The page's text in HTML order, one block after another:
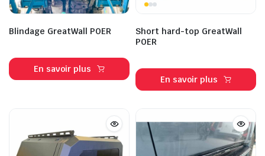
Blindage GreatWall POER
En savoir plus
Short hard-top GreatWall
POER
En savoir plus